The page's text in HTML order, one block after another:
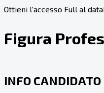
Ottieni l'accesso Full al
Figura
INFO CANDIDATO